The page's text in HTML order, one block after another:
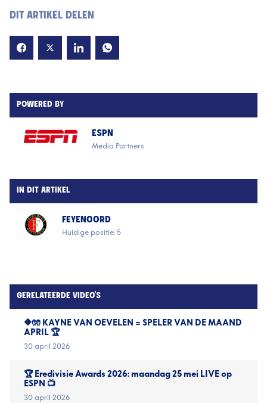
DIT ARTIKEL DELEN
POWERED BY
ESPN
Media Partners
IN DIT ARTIKEL
FEYENOORD
Huidige positie: 5
GERELATEERDE VIDEO'S
🔶🧤 KAYNE VAN OEVELEN = SPELER VAN DE MAAND
APRIL 🏆
30 april 2026
🏆 Eredivisie Awards 2026: maandag 25 mei LIVE op
ESPN 📺
30 april 2026